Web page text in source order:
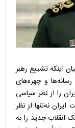
اینکه تشییع رهبر
رسانه‌ها و چهره‌های
را از نظر سیاسی
نه‌تنها از نظر
انقلاب جدید را به